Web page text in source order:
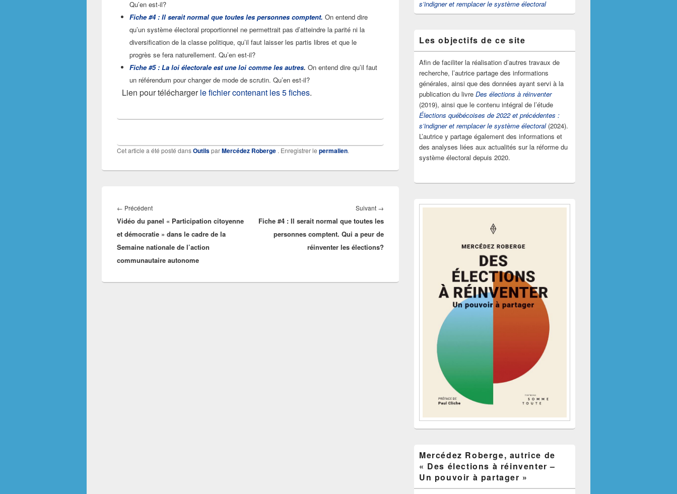
Qu’en est-il?
Fiche #4 : Il serait normal que toutes les personnes comptent. On entend dire
qu’un système électoral proportionnel ne permettrait pas d’atteindre la parité ni la
diversification de la classe politique, qu’il faut laisser les partis libres et que le
progrès se fera naturellement. Qu’en est-il?
Fiche #5 : La loi électorale est une loi comme les autres. On entend dire qu’il faut
un référendum pour changer de mode de scrutin. Qu’en est-il?
Lien pour téléchargerle fichier contenant les 5 fiches.
Cet article a été posté dansOutilsparMercédez Roberge . Enregistrer le permalien.
de
l’article
← PrécédentArticle
précédent :
Vidéo du panel « Participation citoyenne
et démocratie » dans le cadre de la
Semaine nationale de l’action
communautaire autonome
Suivant →
suivant :
Fiche #4 : Il serait normal que toutes les
personnes comptent. Qui a peur de
réinventer les élections?
s’indigner et remplacer le système électoral
Les objectifs de ce site
Afin de faciliter la réalisation d’autres travaux de
recherche, l’autrice partage des informations
générales, ainsi que des données ayant servi à la
publication du livre Des élections à réinventer
(2019), ainsi que le contenu intégral de l’étude
Élections québécoises de 2022 et précédentes :
s’indigner et remplacer le système électoral(2024).
L’autrice y partage également des informations et
des analyses liées aux actualités sur la réforme du
système électoral depuis 2020.
Mercédez Roberge, autrice de
« Des élections à réinventer –
Un pouvoir à partager »